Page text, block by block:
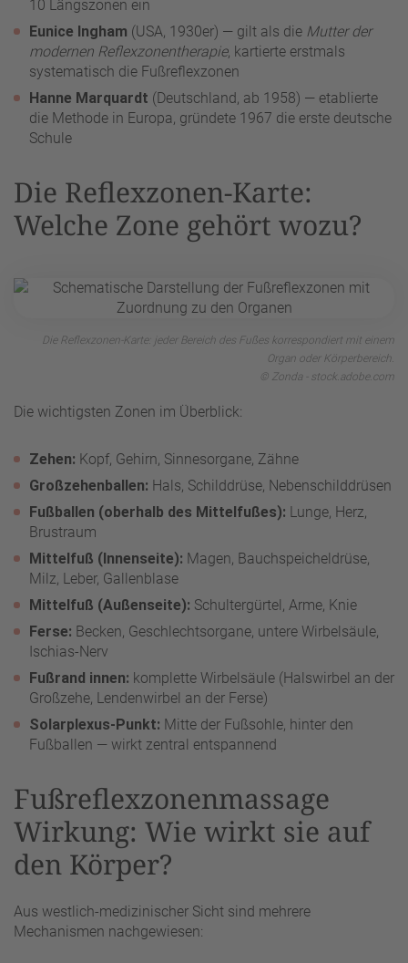
10 Längszonen ein
Eunice Ingham (USA, 1930er) — gilt als die Mutter der
modernen Reflexzonentherapie, kartierte erstmals
systematisch die Fußreflexzonen
Hanne Marquardt (Deutschland, ab 1958) — etablierte
die Methode in Europa, gründete 1967 die erste deutsche
Schule
Die Reflexzonen-Karte:
Welche Zone gehört wozu?
Die Reflexzonen-Karte: jeder Bereich des Fußes korrespondiert mit einem
Organ oder Körperbereich.
© Zonda - stock.adobe.com
Die wichtigsten Zonen im Überblick:
Zehen: Kopf, Gehirn, Sinnesorgane, Zähne
Großzehenballen: Hals, Schilddrüse, Nebenschilddrüsen
Fußballen (oberhalb des Mittelfußes): Lunge, Herz,
Brustraum
Mittelfuß (Innenseite): Magen, Bauchspeicheldrüse,
Milz, Leber, Gallenblase
Mittelfuß (Außenseite): Schultergürtel, Arme, Knie
Ferse: Becken, Geschlechtsorgane, untere Wirbelsäule,
Ischias-Nerv
Fußrand innen: komplette Wirbelsäule (Halswirbel an der
Großzehe, Lendenwirbel an der Ferse)
Solarplexus-Punkt: Mitte der Fußsohle, hinter den
Fußballen — wirkt zentral entspannend
Fußreflexzonenmassage
Wirkung: Wie wirkt sie auf
den Körper?
Aus westlich-medizinischer Sicht sind mehrere
Mechanismen nachgewiesen: